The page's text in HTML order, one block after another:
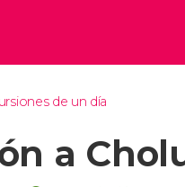
Reino
de un día
a